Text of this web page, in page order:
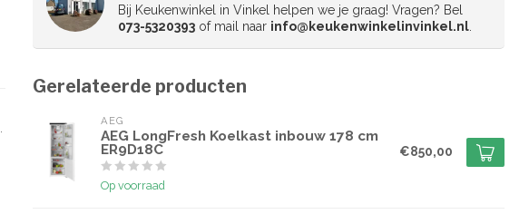
Bij Keukenwinkel in Vinkel helpen we je graag! Vragen? Bel
073-5320393 of mail naar info@keukenwinkelinvinkel.nl
Gerelateerde producten
AEG
AEG LongFresh Koelkast inbouw 178 cm
ER9D18C
Op voorraad
€850,00